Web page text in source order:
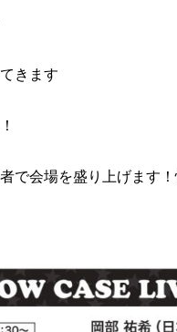
きます
で会場を盛り上げます